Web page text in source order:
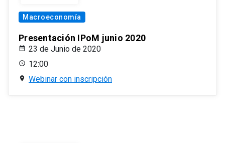
Macroeconomía
Presentación IPoM junio 2020
23 de Junio de 2020
12:00
Webinar con inscripción